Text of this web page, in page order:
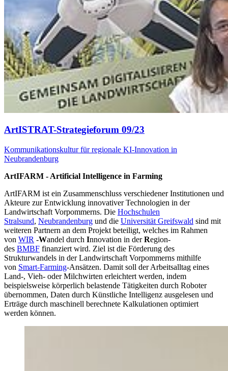
ArtISTRAT-Strategieforum 09/23
Kommunikationskultur für regionale KI-Innovation in
Neubrandenburg
ArtIFARM - Artificial Intelligence in Farming
ArtIFARM ist ein Zusammenschluss verschiedener Institutionen und
Akteure zur Entwicklung innovativer Technologien in der
Landwirtschaft Vorpommerns. Die Hochschulen
Stralsund, Neubrandenburg und die Universität Greifswald sind mit
weiteren Partnern an dem Projekt beteiligt, welches im Rahmen
von WIR -Wandel durch Innovation in derRegion-
des BMBF finanziert wird. Ziel ist die Förderung des
Strukturwandels in der Landwirtschaft Vorpommerns mithilfe
von Smart-Farming-Ansätzen. Damit soll der Arbeitsalltag eines
Land-, Vieh- oder Milchwirten erleichtert werden, indem
beispielsweise körperlich belastende Tätigkeiten durch Roboter
übernommen, Daten durch Künstliche Intelligenz ausgelesen und
Erträge durch maschinell berechnete Kalkulationen optimiert
werden können.